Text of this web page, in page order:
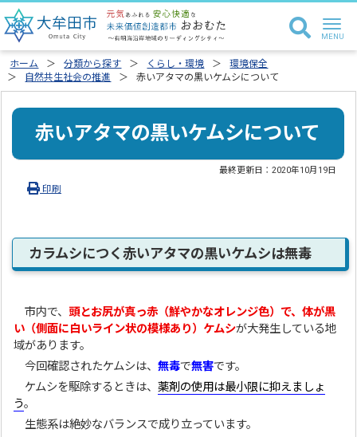
ホーム 分類から探す くらし・環境
環境保全
自然共生社会の推進
赤いアタマの黒いケムシについて
赤いアタマの黒いケムシについて
最終更新日：2020年10月19日
印刷
カラムシにつく赤いアタマの黒いケムシは無毒
市内で、 頭とお尻が真っ赤（鮮やかなオレンジ色）で、体が黒
い（側面に白いライン状の模様あり）ケムシが大発生している地
域があります。
今回確認されたケムシは、無毒で無害です。
ケムシを駆除するときは、薬剤の使用は最小限に抑えましょ
う。
生態系は絶妙なバランスで成り立っています。